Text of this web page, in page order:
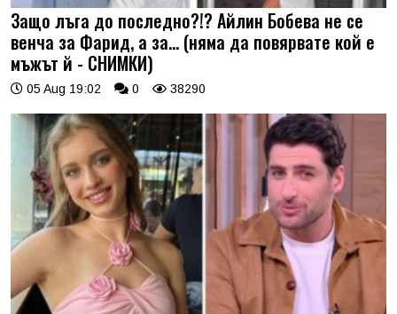
Защо лъга до последно?!? Айлин Бобева не се
венча за Фарид, а за... (няма да повярвате кой е
мъжът й - СНИМКИ)
05 Aug 19:02 0 38290